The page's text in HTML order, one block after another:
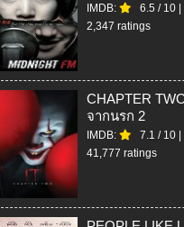
IMDB: 6.5 / 10
2,347 ratings
CHAPTER
จากนรก 2
IMDB: 7.1 / 10
41,777 ratings